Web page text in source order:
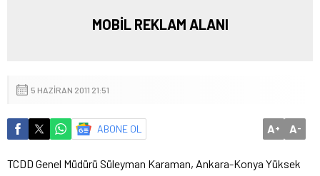
MOBİL REKLAM ALANI
5 HAZIRAN 2011 21:51
ABONE OL A+ A-
TCDD Genel Müdürü Süleyman Karaman, Ankara-Konya Yüksek